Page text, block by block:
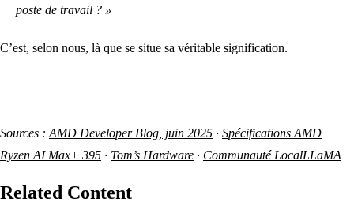
poste de travail ? »
C’est, selon nous, là que se situe sa véritable signification.
Sources : AMD Developer Blog, juin 2025 · Spécifications AMD
Ryzen AI Max+ 395 · Tom’s Hardware · Communauté LocalLLaMA
Related Content